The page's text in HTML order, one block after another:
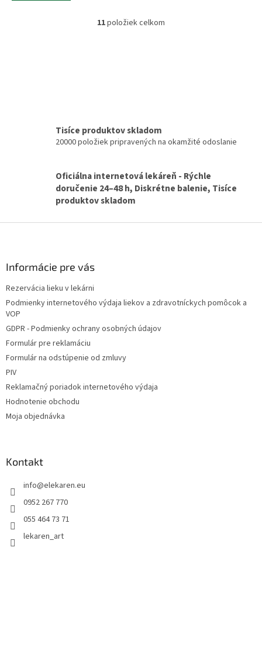
O
p
r
y
v
ý
p
11položiek celkom
Tisíce produktov skladom
20000 položiek pripravených na okamžité odoslanie
Oficiálna internetová lekáreň - Rýchle
doručenie 24–48 h, Diskrétne balenie, Tisíce
produktov skladom
Informácie pre vás
Rezervácia lieku v lekárni
Podmienky internetového výdaja liekov a zdravotníckych pomôcok a
VOP
GDPR - Podmienky ochrany osobných údajov
Formulár pre reklamáciu
Formulár na odstúpenie od zmluvy
PIV
Reklamačný poriadok internetového výdaja
Hodnotenie obchodu
Moja objednávka
Kontakt
info@elekaren.eu
0952 267 770
055 464 73 71
lekaren_art